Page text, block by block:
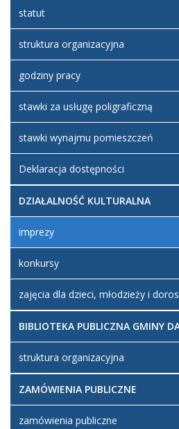
statut
struktura organizacyjna
godziny pracy
stawki za usługę poligraficzną
stawki wynajmu pomieszczeń
Deklaracja dostępności
DZIAŁALNOŚĆ KULTURALNA
imprezy
konkursy
zajęcia dla dzieci, młodzieży i
BIBLIOTEKA PUBLICZNA GMINY
struktura organizacyjna
ZAMÓWIENIA PUBLICZNE
zamówienia publiczne